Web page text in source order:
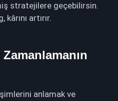
stratejilere geçebilirsin.
artırır.
anlamak ve